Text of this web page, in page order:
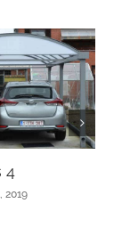
4
2019